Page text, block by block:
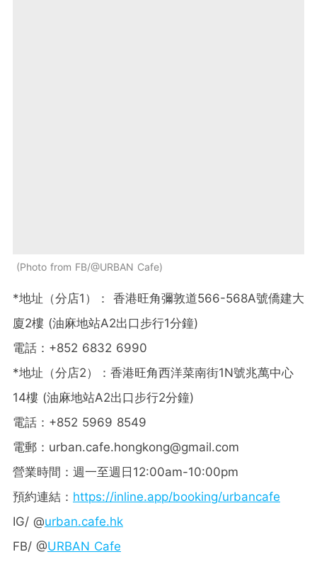
Photo from FB/@URBAN Cafe
*地址（分店1）： 香港旺角彌敦道566-568A號僑建大
廈2樓 (油麻地站A2出口步行1分鐘)
電話：+852 6832 6990
*地址（分店2）：香港旺角西洋菜南街1N號兆萬中心
14樓 (油麻地站A2出口步行2分鐘)
電話：+852 5969 8549
電郵： urban.cafe.hongkong@gmail.com
營業時間：週一至週日12:00am-10:00pm
預約連結： https://inline.app/booking/urbancafe
IG/ @urban.cafe.hk
FB/ @URBAN Cafe